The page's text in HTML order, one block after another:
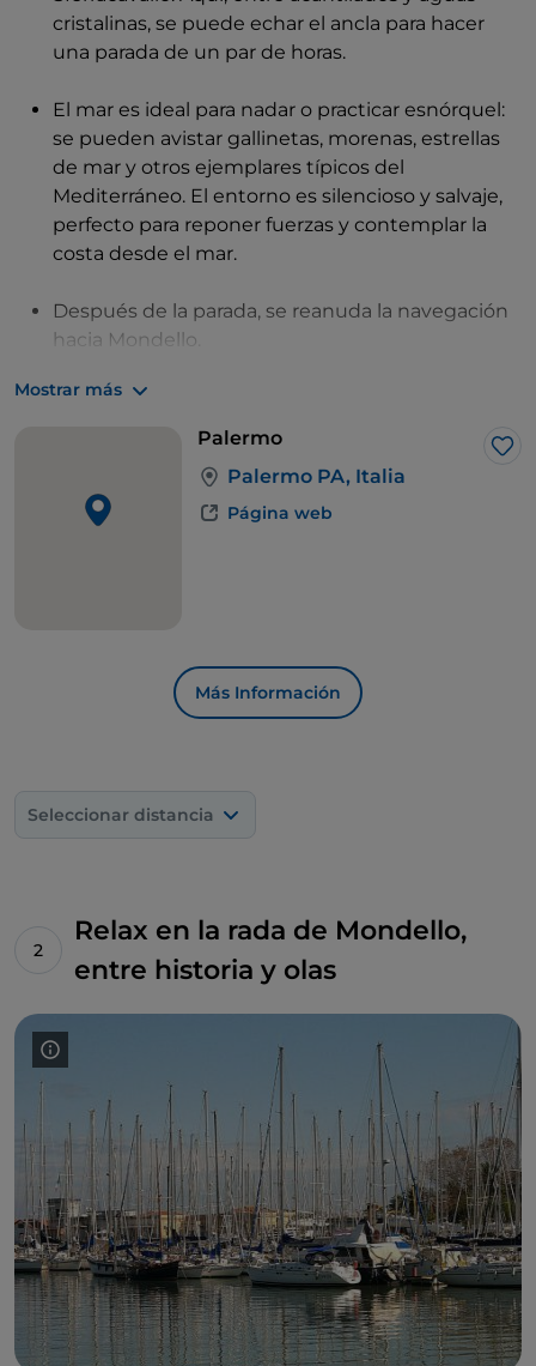
cristalinas, se puede echar el ancla para hacer
una parada de un par de horas.
El mar es ideal para nadar o practicar esnórquel:
se pueden avistar gallinetas, morenas, estrellas
de mar y otros ejemplares típicos del
Mediterráneo. El entorno es silencioso y salvaje,
perfecto para reponer fuerzas y contemplar la
costa desde el mar.
Después de la parada, se reanuda la navegación
hacia Mondello.
Mostrar más
Palermo
Me
Palermo PA, Italia
Página web
Más Información
Seleccionar distancia
Relax en la rada de Mondello,
entre historia y olas